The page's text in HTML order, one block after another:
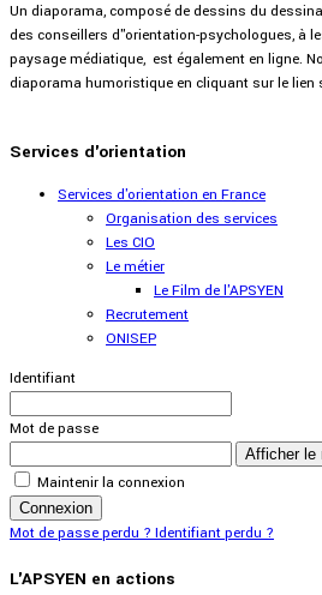
Un diaporama, composé de dessins du
des conseillers d"orientation-psychologues, à
paysage médiatique, est également en ligne.
diaporama humoristique en cliquant sur le lien
Services d'orientation
Services d'orientation en France
Organisation des services
Les CIO
Le métier
Le Film de l'APSYEN
Recrutement
ONISEP
Identifiant
Mot de passe
Afficher le
Maintenir la connexion
Connexion
Mot de passe perdu ?Identifiant perdu ?
L'APSYEN en actions